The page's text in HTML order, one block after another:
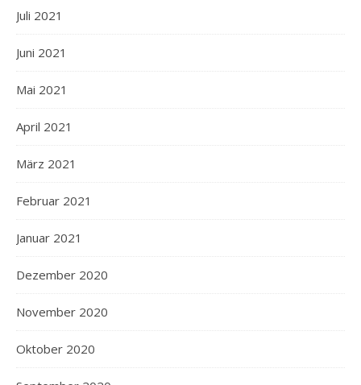
Juli 2021
Juni 2021
Mai 2021
April 2021
März 2021
Februar 2021
Januar 2021
Dezember 2020
November 2020
Oktober 2020